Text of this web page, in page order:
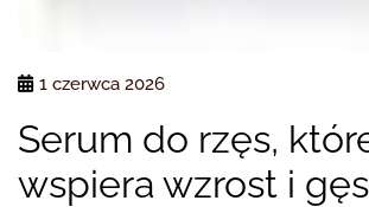
1 czerwca 2026
Serum do rzęs,
wspiera wzrost i